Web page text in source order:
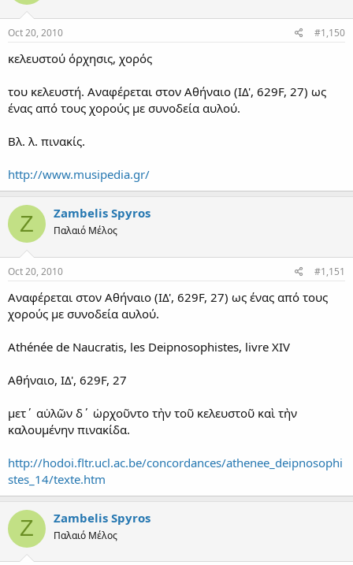
Oct 20, 2010 #1,150
κελευστού όρχησις, χορός
του κελευστή. Αναφέρεται στον Αθήναιο (IΔ', 629F, 27) ως
ένας από τους χορούς με συνοδεία αυλού.
Βλ. λ. πινακίς.
http://www.musipedia.gr/
Z Zambelis Spyros
Παλαιό Μέλος
Oct 20, 2010 #1,151
Αναφέρεται στον Αθήναιο (IΔ', 629F, 27) ως ένας από τους
χορούς με συνοδεία αυλού.
Athénée de Naucratis, les Deipnosophistes, livre XIV
Αθήναιο, IΔ', 629F, 27
μετ΄ αὐλῶν δ΄ ὠρχοῦντο τὴν τοῦ κελευστοῦ καὶ τὴν
καλουμένην πινακίδα.
http://hodoi.fltr.ucl.ac.be/concordances/athenee_deipnosophi
stes_14/texte.htm
Z Zambelis Spyros
Παλαιό Μέλος